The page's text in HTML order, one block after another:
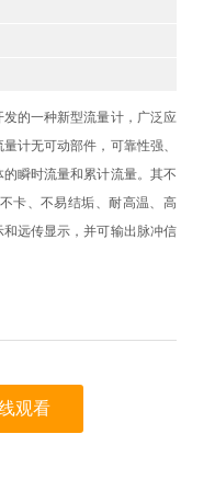
的一种新型流量计，广泛应
计无可动部件，可靠性强、
瞬时流量和累计流量。其不
卡、不易结垢、耐高温、高
远传显示，并可输出脉冲信
观看